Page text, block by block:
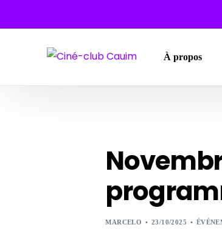
À propos
MARCELO 23/10/2025